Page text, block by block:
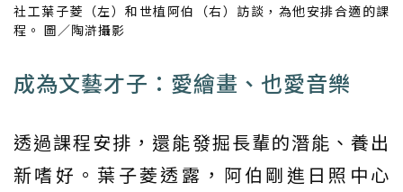
社工葉子菱（左）和世植阿伯（右）訪談，為他安排合適的課
程。 圖／陶滸攝影
成為文藝才子：愛繪畫、也愛音樂
透過課程安排，還能發掘長輩的潛能、養出
新嗜好。葉子菱透露，阿伯剛進日照中心